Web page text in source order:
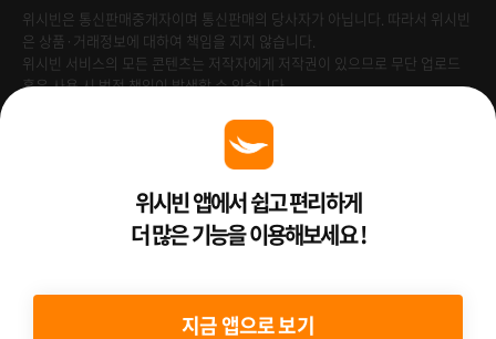
위시빈은 통신판매중개자이며 통신판매의 당사자가 아닙니다. 따라서 위시빈
은 상품·거래정보에 대하여 책임을 지지 않습니다.
위시빈 서비스의 모든 콘텐츠는 저작자에게 저작권이 있으므로 무단 업로드
혹은 사용 시 법적 책임이 발생할 수 있습니다.
Venture Enterprise위시빈 앱에서 쉽고 편리하게
더 많은 기능을 이용해보세요 !
지금 앱으로 보기